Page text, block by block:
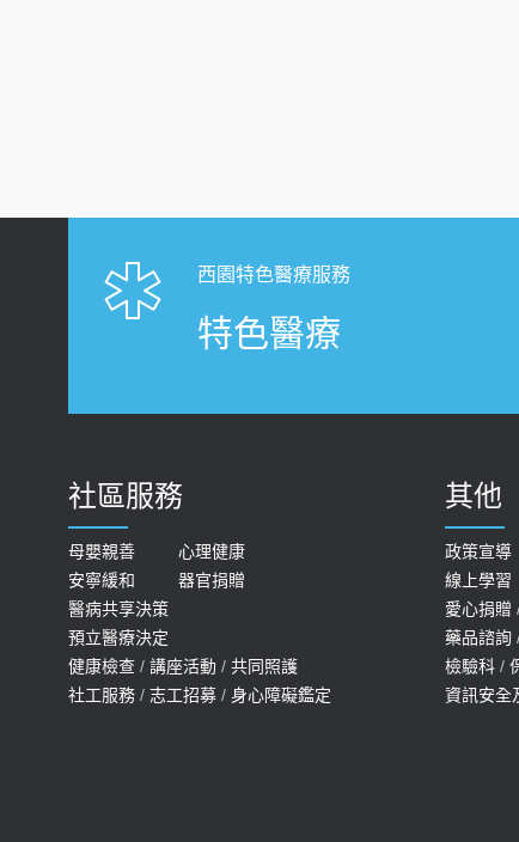
西園特色醫療服務
特色醫療
社區服務
母嬰親善
心理健康
安寧緩和
器官捐贈
醫病共享決策
預立醫療決定
健康檢查 / 講座活動 / 共同照護
社工服務 / 志工招募 / 身心障礙鑑定
其他
政策宣導
線上學習
愛心捐贈
藥品諮詢
檢驗科 /
資訊安全